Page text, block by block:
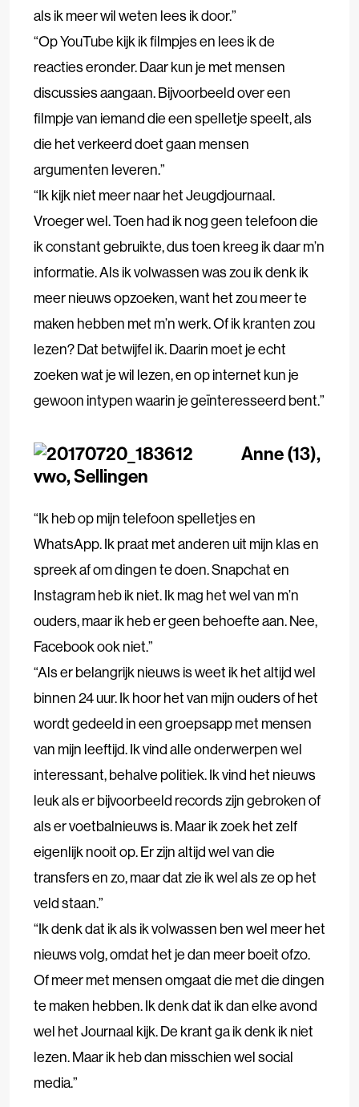
als ik meer wil weten lees ik door.”
“Op YouTube kijk ik filmpjes en lees ik de
reacties eronder. Daar kun je met mensen
discussies aangaan. Bijvoorbeeld over een
filmpje van iemand die een spelletje speelt, als
die het verkeerd doet gaan mensen
argumenten leveren.”
“Ik kijk niet meer naar het Jeugdjournaal.
Vroeger wel. Toen had ik nog geen telefoon die
ik constant gebruikte, dus toen kreeg ik daar m’n
informatie. Als ik volwassen was zou ik denk ik
meer nieuws opzoeken, want het zou meer te
maken hebben met m’n werk. Of ik kranten zou
lezen? Dat betwijfel ik. Daarin moet je echt
zoeken wat je wil lezen, en op internet kun je
gewoon intypen waarin je geïnteresseerd bent.”
Anne (13),
vwo, Sellingen
“Ik heb op mijn telefoon spelletjes en
WhatsApp. Ik praat met anderen uit mijn klas en
spreek af om dingen te doen. Snapchat en
Instagram heb ik niet. Ik mag het wel van m’n
ouders, maar ik heb er geen behoefte aan. Nee,
Facebook ook niet.”
“Als er belangrijk nieuws is weet ik het altijd wel
binnen 24 uur. Ik hoor het van mijn ouders of het
wordt gedeeld in een groepsapp met mensen
van mijn leeftijd. Ik vind alle onderwerpen wel
interessant, behalve politiek. Ik vind het nieuws
leuk als er bijvoorbeeld records zijn gebroken of
als er voetbalnieuws is. Maar ik zoek het zelf
eigenlijk nooit op. Er zijn altijd wel van die
transfers en zo, maar dat zie ik wel als ze op het
veld staan.”
“Ik denk dat ik als ik volwassen ben wel meer het
nieuws volg, omdat het je dan meer boeit ofzo.
Of meer met mensen omgaat die met die dingen
te maken hebben. Ik denk dat ik dan elke avond
wel het Journaal kijk. De krant gaik denk ik niet
lezen. Maar ik heb dan misschien wel social
media.”